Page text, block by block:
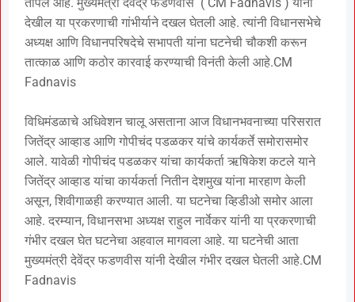
देखील या प्रकरणाची गांभीर्याने दखल घेतली आहे. त्यांनी विधानसभेचे
अध्यक्ष आणि विधानपरिषदेचे सभापती यांना घटनेची चौकशी करून
तात्काळ आणि कठोर कारवाई करण्याची विनंती केली आहे.CM
Fadnavis
विधिमंडळाचे अधिवेशन चालू असताना आज विधानभवनाच्या परिसरात
जितेंद्र आव्हाड आणि गोपीचंद पडळकर यांचे कार्यकर्ते समोरासमोर
आले. यावेळी गोपीचंद पडळकर यांचा कार्यकर्ता ऋषिकेश कटले याने
जितेंद्र आव्हाड यांचा कार्यकर्ता नितीन देशमुख यांना मारहाण केली
असून, शिवीगाळही करण्यात आली. या घटनेचा व्हिडीओ समोर आला
आहे. दरम्यान, विधानसभा अध्यक्ष राहुल नार्वेकर यांनी या प्रकरणाची
गंभीर दखल घेत घटनेचा अहवाल मागवला आहे. या घटनेची आता
मुख्यमंत्री देवेंद्र फडणवीस यांनी देखील गंभीर दखल घेतली आहे.CM
Fadnavis